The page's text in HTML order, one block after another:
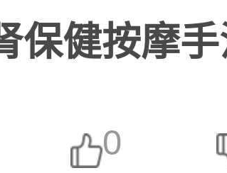
保健按摩
0